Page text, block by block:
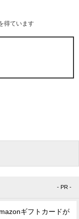
得ています
- PR -
ギフトカードが